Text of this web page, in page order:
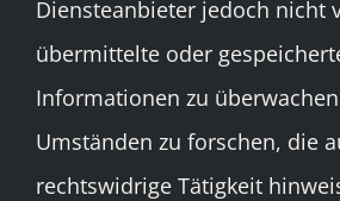
Diensteanbieter jedoch nicht
übermittelte oder
Informationen zu
Umständen zu forschen, die
rechtswidrige Tätigkeit